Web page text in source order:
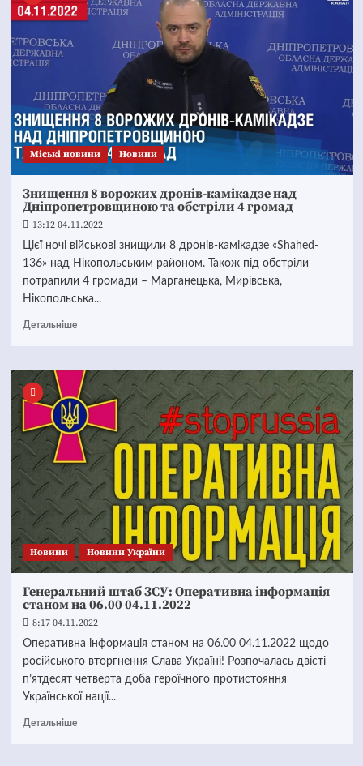
Mіські новини Новини
Знищення 8 ворожих дронів-камікадзе над
Дніпропетровщиною та обстріли 4 громад
13:12 04.11.2022
Цієї ночі військові знищили 8 дронів-камікадзе «Shahed-
136» над Нікопольським районом. Також під обстріли
потрапили 4 громади – Марганецька, Мирівська,
Нікопольська...
Детальніше
Новини Новини України
Генеральний штаб ЗСУ: Оперативна інформація
станом на 06.00 04.11.2022
8:17 04.11.2022
Оперативна інформація станом на 06.00 04.11.2022 щодо
російського вторгнення Слава Україні! Розпочалась двісті
п’ятдесят четверта доба героїчного протистояння
Української нації...
Детальніше